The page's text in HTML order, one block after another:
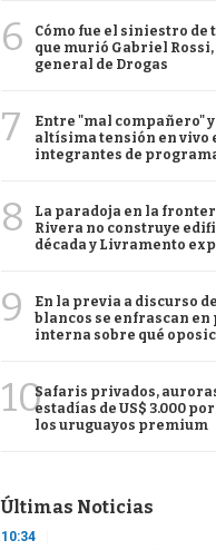
6
Cómo fue el siniestro
que murió Gabriel
general de Drogas
7
Entre "mal compañero"
altísima tensión en vivo
integrantes de
8
La paradoja en la
Rivera no construye
década y Livramento
9
En la previa a discurso
blancos se enfrascan en
interna sobre qué
10Safaris privados,
estadías de US$ 3.000
los uruguayos premium
Últimas Noticias
10:34